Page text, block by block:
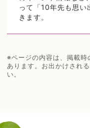
って「10年先も思い
きます。
※ページの内容は、掲載時
あります。お出かけされ
い。